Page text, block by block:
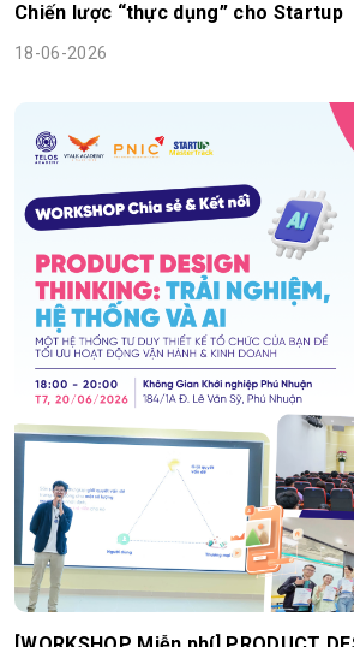
Chiến lược “thực dụng” cho Startup
18-06-2026